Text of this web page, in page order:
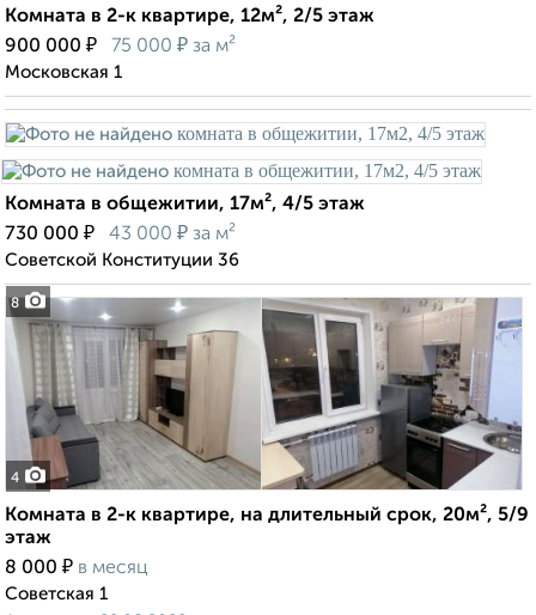
Комната в 2-к квартире, 12м², 2/5 этаж
900 000 ₽ 75 000 ₽ за м²
Московская 1
8
Комната в общежитии, 17м², 4/5 этаж
730 000 ₽ 43 000 ₽ за м²
Советской Конституции 36
4
Комната в 2-к квартире, на длительный срок, 20м², 5/9
этаж
8 000 ₽ в месяц
Советская 1